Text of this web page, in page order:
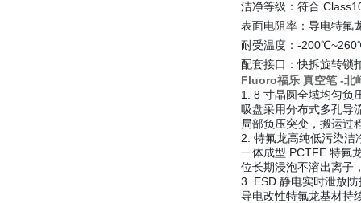
洁净等级：符合
表面电阻率：导电特氟
耐受温度：-
配套接口：快拆旋转锁
Fluoro福乐 真空笔 -北
1. 8 寸晶圆全域均匀负
吸盘采用分布式多孔导
局部负压突变，搬运过
2. 特氟龙高纯低污染洁
一体成型 PCTFE 特氟
位长期浸泡不溶出离子
3. ESD 静电实时泄放
导电改性特氟龙基材持